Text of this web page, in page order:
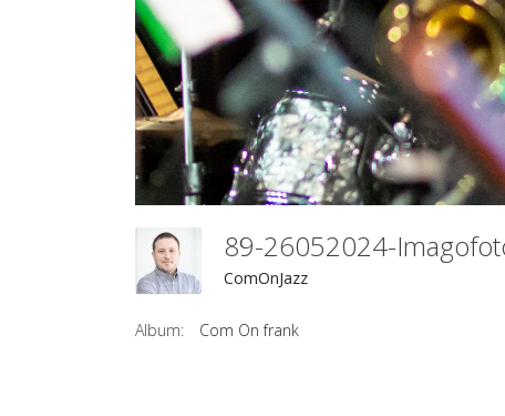
89-26052024-
ComOnJazz
Album: Com On frank